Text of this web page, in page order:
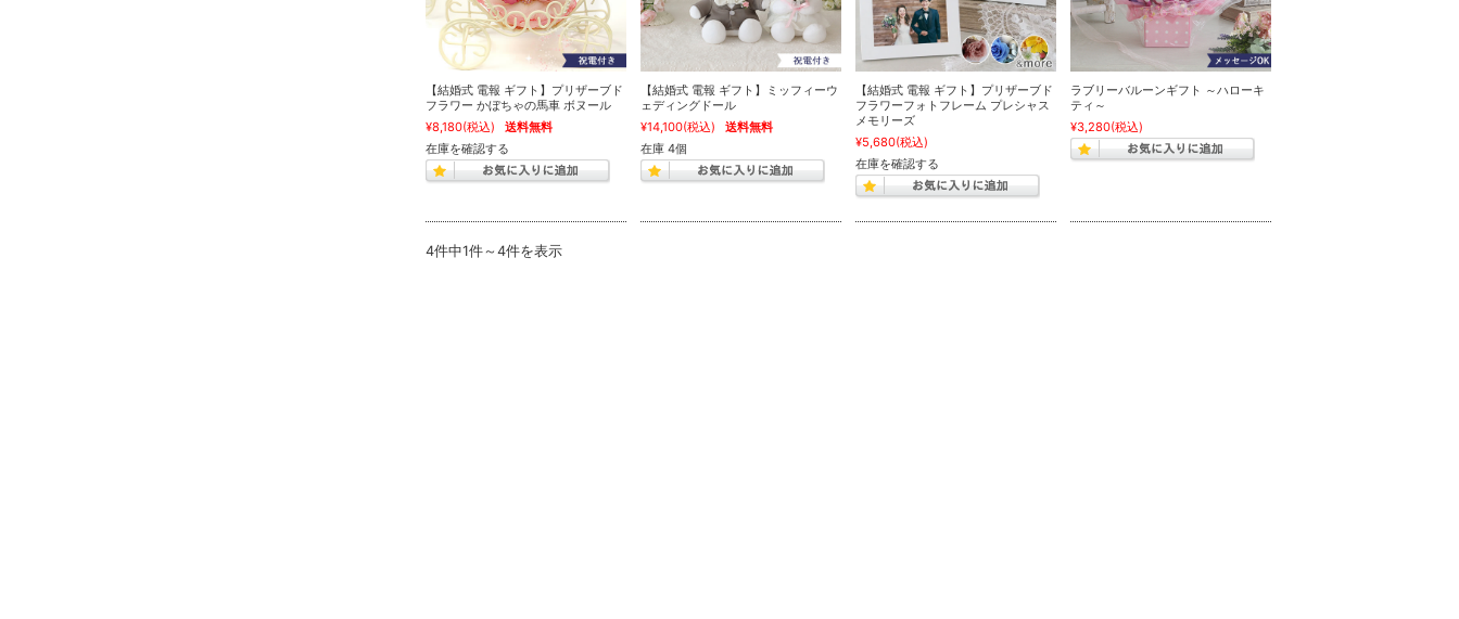
【結婚式 電報 ギフト】プリザーブド
フラワー かぼちゃの馬車 ボヌール
¥8,180(税込)
送料無料
在庫を確認する
【結婚式 電報 ギフト】ミッフィーウ
ェディングドール
¥14,100(税込)
送料無料
在庫 4個
【結婚式 電報 ギフト】プリザーブド
フラワーフォトフレーム プレシャス
メモリーズ
¥5,680(税込)
在庫を確認する
ラブリーバルーンギフト ～ハローキ
ティ～
¥3,280(税込)
4件中1件～4件を表示